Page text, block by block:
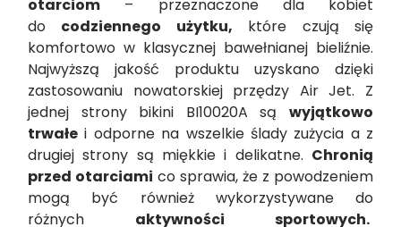
otarciom – przeznaczone dla kobiet
do codziennego użytku, które czują się
komfortowo w klasycznej bawełnianej bieliźnie.
Najwyższą jakość produktu uzyskano dzięki
zastosowaniu nowatorskiej przędzy Air Jet. Z
jednej strony bikini BI10020A są wyjątkowo
trwałe i odporne na wszelkie ślady zużycia a z
drugiej strony są miękkie i delikatne. Chronią
przed otarciami co sprawia, że z powodzeniem
mogą być również wykorzystywane do
różnych aktywności sportowych.